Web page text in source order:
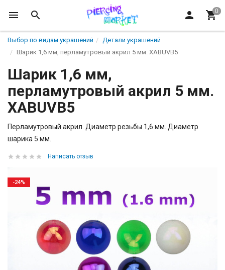
Выбор по видам украшений
Детали украшений
Шарик 1,6 мм, перламутровый акрил 5 мм. XABUVB5
Шарик 1,6 мм,
перламутровый акрил 5 мм.
XABUVB5
Перламутровый акрил. Диаметр резьбы 1,6 мм. Диаметр
шарика 5 мм.
Написать отзыв
-24%